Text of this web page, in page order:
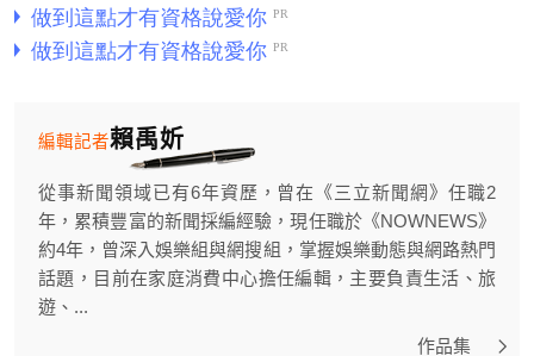
賴禹妡
編輯記者
從事新聞領域已有6年資歷，曾在《三立新聞網》任職2
年，累積豐富的新聞採編經驗，現任職於《NOWNEWS》
約4年，曾深入娛樂組與網搜組，掌握娛樂動態與網路熱門
話題，目前在家庭消費中心擔任編輯，主要負責生活、旅
遊、...
作品集